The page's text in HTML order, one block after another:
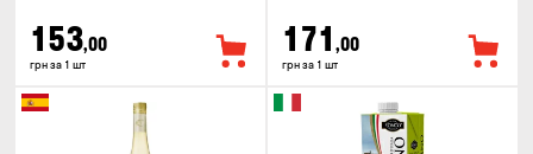
153,00
грн за 1 шт
171 ,00
грн за 1 шт